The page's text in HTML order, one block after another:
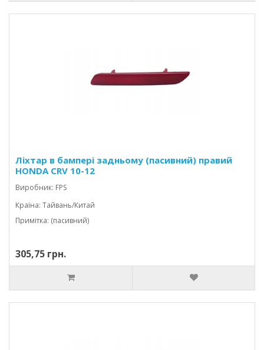
Ліхтар в бампері задньому (пасивний) правий
HONDA CRV 10-12
Виробник: FPS
Країна: Тайвань/Китай
Примітка: (пасивний)
305,75 грн.